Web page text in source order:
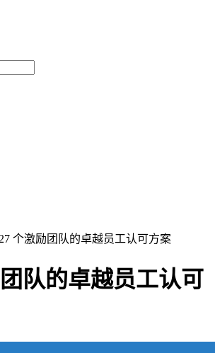
27 个激励团队的卓越员工认可方案
队的卓越员工认可